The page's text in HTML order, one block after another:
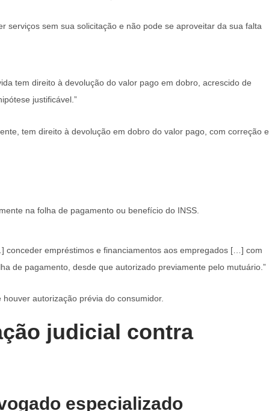
serviços sem sua solicitação e não pode se aproveitar da sua falta
tem direito à devolução do valor pago em dobro, acrescido de
justificável.”
tem direito à devolução em dobro do valor pago, com correção e
na folha de pagamento ou benefício do INSS.
conceder empréstimos e financiamentos aos empregados […] com
de pagamento, desde que autorizado previamente pelo mutuário.”
autorização prévia do consumidor.
judicial contra
especializado